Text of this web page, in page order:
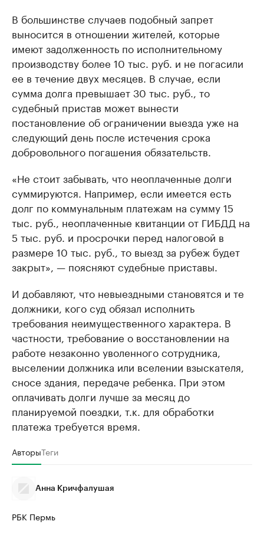
В большинстве случаев подобный запрет
выносится в отношении жителей, которые
имеют задолженность по исполнительному
производству более 10 тыс. руб. и не погасили
ее в течение двух месяцев. В случае, если
сумма долга превышает 30 тыс. руб., то
судебный пристав может вынести
постановление об ограничении выезда уже на
следующий день после истечения срока
добровольного погашения обязательств.
«Не стоит забывать, что неоплаченные долги
суммируются. Например, если имеется есть
долг по коммунальным платежам на сумму 15
тыс. руб., неоплаченные квитанции от ГИБДД на
5 тыс. руб. и просрочки перед налоговой в
размере 10 тыс. руб., то выезд за рубеж будет
закрыт», — поясняют судебные приставы.
И добавляют, что невыездными становятся и те
должники, кого суд обязал исполнить
требования неимущественного характера. В
частности, требование о восстановлении на
работе незаконно уволенного сотрудника,
выселении должника или вселении взыскателя,
сносе здания, передаче ребенка. При этом
оплачивать долги лучше за месяц до
планируемой поездки, т.к. для обработки
платежа требуется время.
АвторыТеги
Анна Кричфалушая
РБК Пермь